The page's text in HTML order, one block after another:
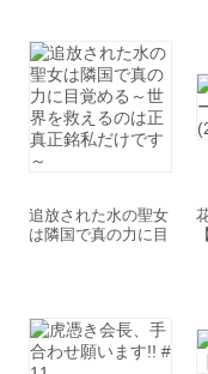
追放された水の聖女
は隣国で真の力に目